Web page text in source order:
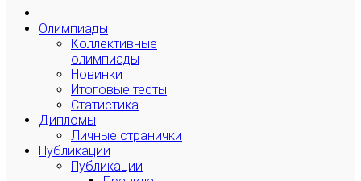
Олимпиады
Коллективные
олимпиады
Новинки
Итоговые тесты
Статистика
Дипломы
Личные странички
Публикации
Публикации